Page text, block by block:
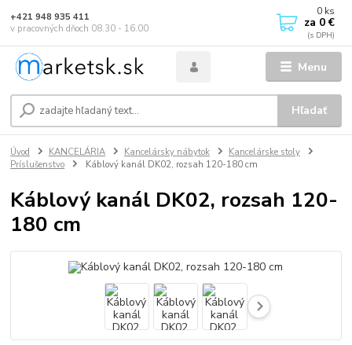
Menu
Hľadať
+421 948 935 411
v pracovných dňoch 08.30 - 16.00
0 ks
za 0 €
Úvod KANCELÁRIA Kancelársky nábytok
Kancelárske stoly
Príslušenstvo
Káblový kanál DK02, rozsah 120-180 cm
Káblový kanál DK02, rozsah 120-
180 cm